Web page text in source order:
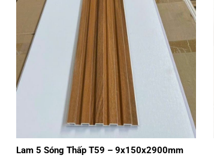
Lam 5 Sóng Thấp T59 – 9x150x2900mm